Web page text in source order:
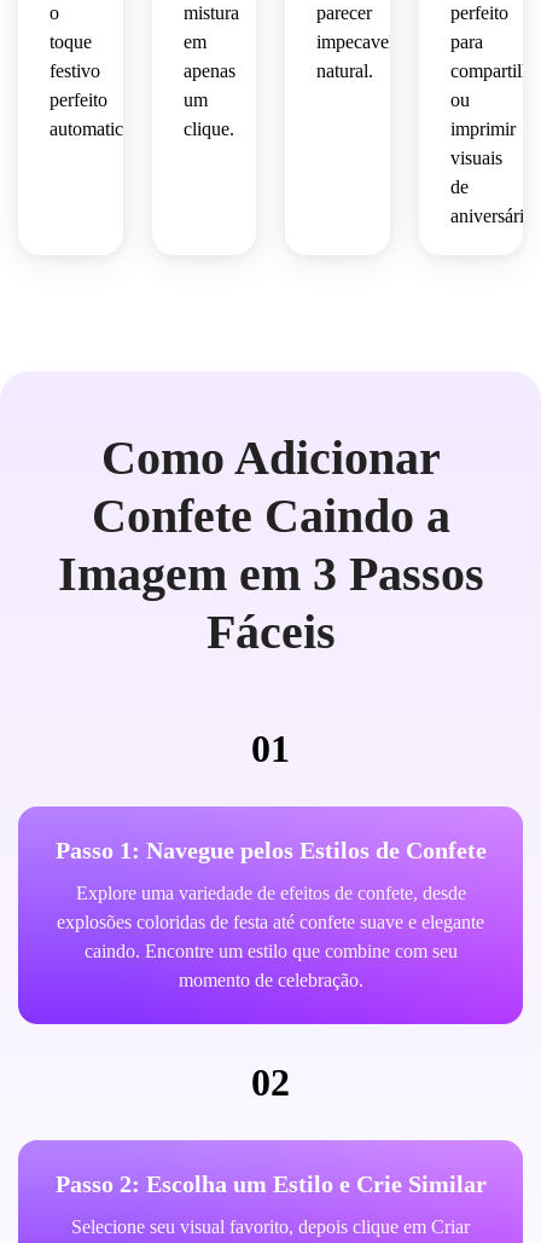
o
toque
festivo
perfeito
automaticamente.
mistura
em
apenas
um
clique.
parecer
impecavelmente
natural.
perfeito
para
ou
imprimir
visuais
de
aniversário.
Como Adicionar
Confete Caindo a
Imagem em 3 Passos
Fáceis
01
Passo 1: Navegue pelos Estilos de Confete
Explore uma variedade de efeitos de confete, desde
explosões coloridas de festa até confete suave e elegante
caindo. Encontre um estilo que combine com seu
momento de celebração.
02
Passo 2: Escolha um Estilo e Crie Similar
Selecione seu visual favorito, depois clique em Criar